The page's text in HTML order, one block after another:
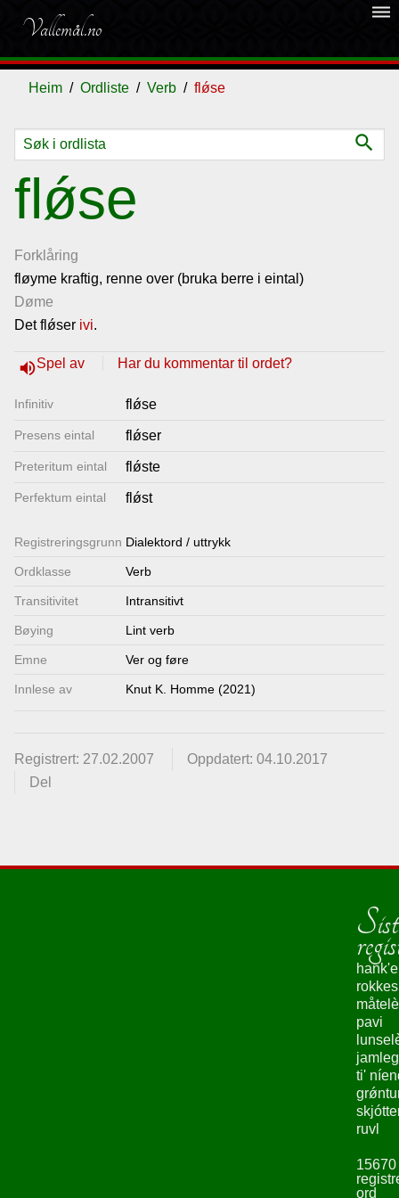
Vallemål.no
dehaze
Heim Ordliste Verb flǿse
search
flǿse
Forklåring
fløyme kraftig, renne over (bruka berre i eintal)
Døme
Det flǿser ivi.
volume_upSpel av Har du kommentar til ordet?
Infinitiv flǿse
Presens eintal flǿser
Preteritum eintal flǿste
Perfektum eintal flǿst
Registrerings­grunn Dialektord / uttrykk
Ordklasse Verb
Transitivitet Intransitivt
Bøying Lint verb
Emne Ver og føre
Innlese av Knut K. Homme (2021)
Registrert: 27.02.2007
Oppdatert: 04.10.2017
Del
Ordliste
Om
vallemålet
Gjestebok
Nyhende
Lenkjer
hank'e
pavi
ti'
ruvl
15670
ord